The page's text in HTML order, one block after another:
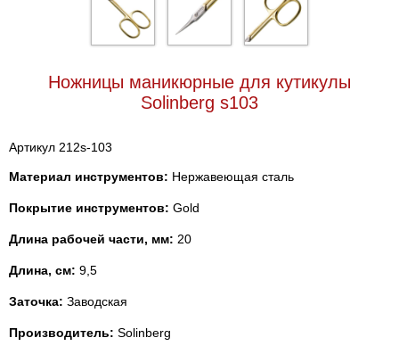
Ножницы маникюрные для кутикулы
Solinberg s103
Артикул 212s-103
Материал инструментов: Нержавеющая сталь
Покрытие инструментов: Gold
Длина рабочей части, мм: 20
Длина, см: 9,5
Заточка: Заводская
Производитель: Solinberg